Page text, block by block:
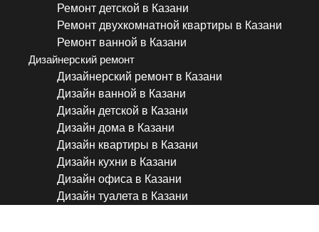
Ремонт детской в Казани
Ремонт двухкомнатной квартиры в Казани
Ремонт ванной в Казани
Дизайнерский ремонт
Дизайнерский ремонт в Казани
Дизайн ванной в Казани
Дизайн детской в Казани
Дизайн дома в Казани
Дизайн квартиры в Казани
Дизайн кухни в Казани
Дизайн офиса в Казани
Дизайн туалета в Казани